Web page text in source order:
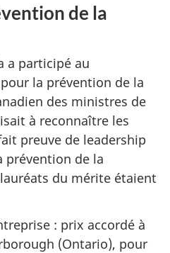
de la
a participé au
la prévention de la
des ministres de
à reconnaître les
preuve de leadership
prévention de la
du mérite étaient
: prix accordé à
(Ontario), pour